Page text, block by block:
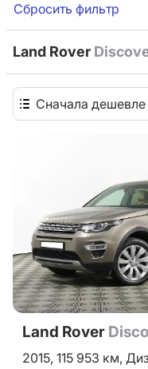
Сбросить фильтр
Land Rover
Сначала дешевле
Land Rover
2015, 115 953 км,